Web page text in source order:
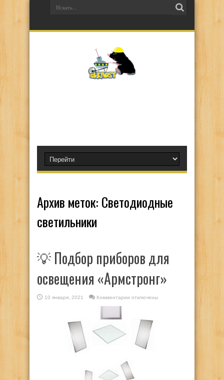
Архив меток: Светодиодные
светильники
💡 Подбор приборов для
освещения «Армстронг»
10 января, 2021 Комментарии
приборов
освещения
«Армстронг»
отключены